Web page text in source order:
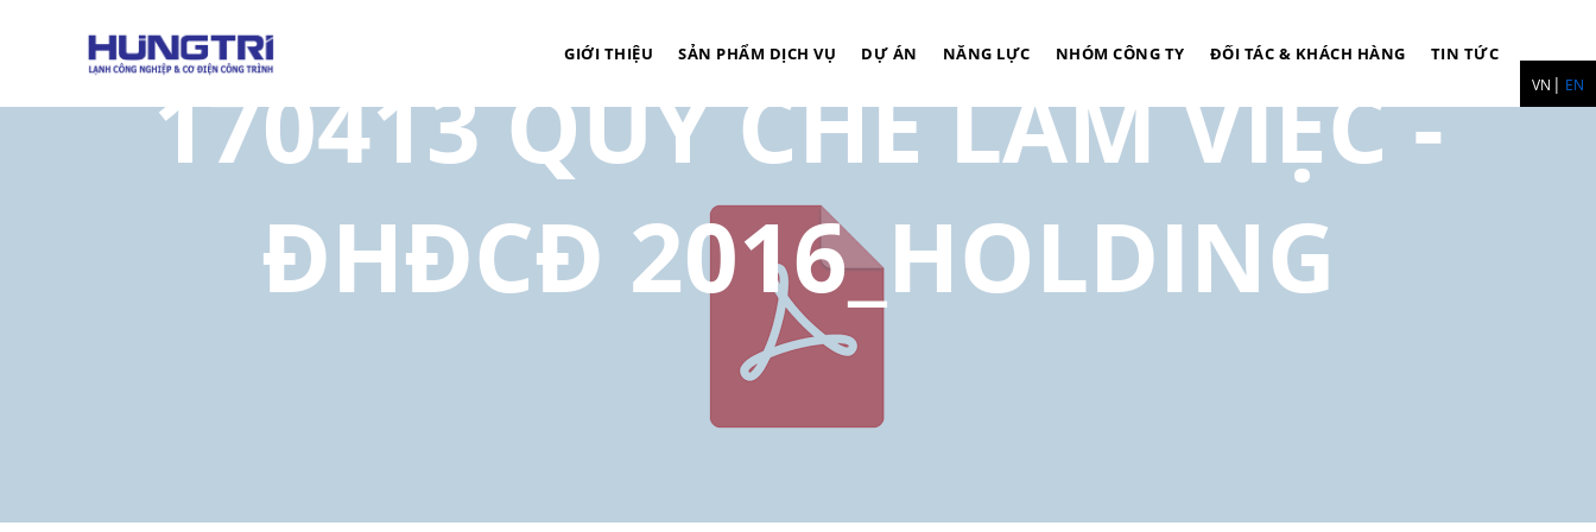
VN EN
GIỚI THIỆU SẢN PHẨM DỊCH VỤ DỰ ÁN NĂNG LỰC NHÓM CÔNG TY ĐỐI TÁC & KHÁCH HÀNG TIN TỨC
170413 QUY CHẾ LÀM VIỆC -
ĐHĐCĐ 2016_HOLDING